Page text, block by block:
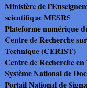
Ministère de
scientifique MESRS
Plateforme numérique
Centre de Recherche
Technique (CERIST)
Centre de Recherche
Système National de
Portail National de